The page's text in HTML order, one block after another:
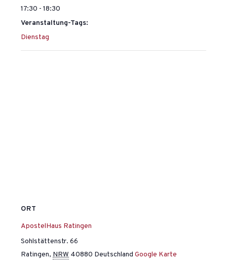
17:30 - 18:30
Veranstaltung-Tags:
Dienstag
ORT
ApostelHaus Ratingen
Sohlstättenstr. 66
Ratingen, NRW 40880 Deutschland Google Karte